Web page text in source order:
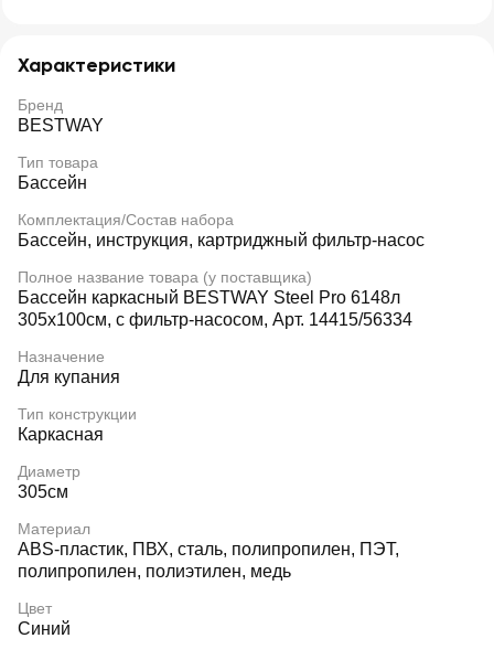
Характеристики
Бренд
BESTWAY
Тип товара
Бассейн
Комплектация/Состав набора
Бассейн, инструкция, картриджный фильтр-насос
Полное название товара (у поставщика)
Бассейн каркасный BESTWAY Steel Pro 6148л
305х100см, с фильтр-насосом, Арт. 14415/56334
Назначение
Для купания
Тип конструкции
Каркасная
Диаметр
305см
Материал
ABS-пластик, ПВХ, сталь, полипропилен, ПЭТ,
полипропилен, полиэтилен, медь
Цвет
Синий